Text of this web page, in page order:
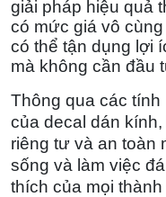
giải pháp hiệu quả
có mức giá vô
có thể tận dụng lợi
mà không cần đầu
Thông qua các
của decal dán
riêng tư và an toàn
sống và làm việc
thích của mọi